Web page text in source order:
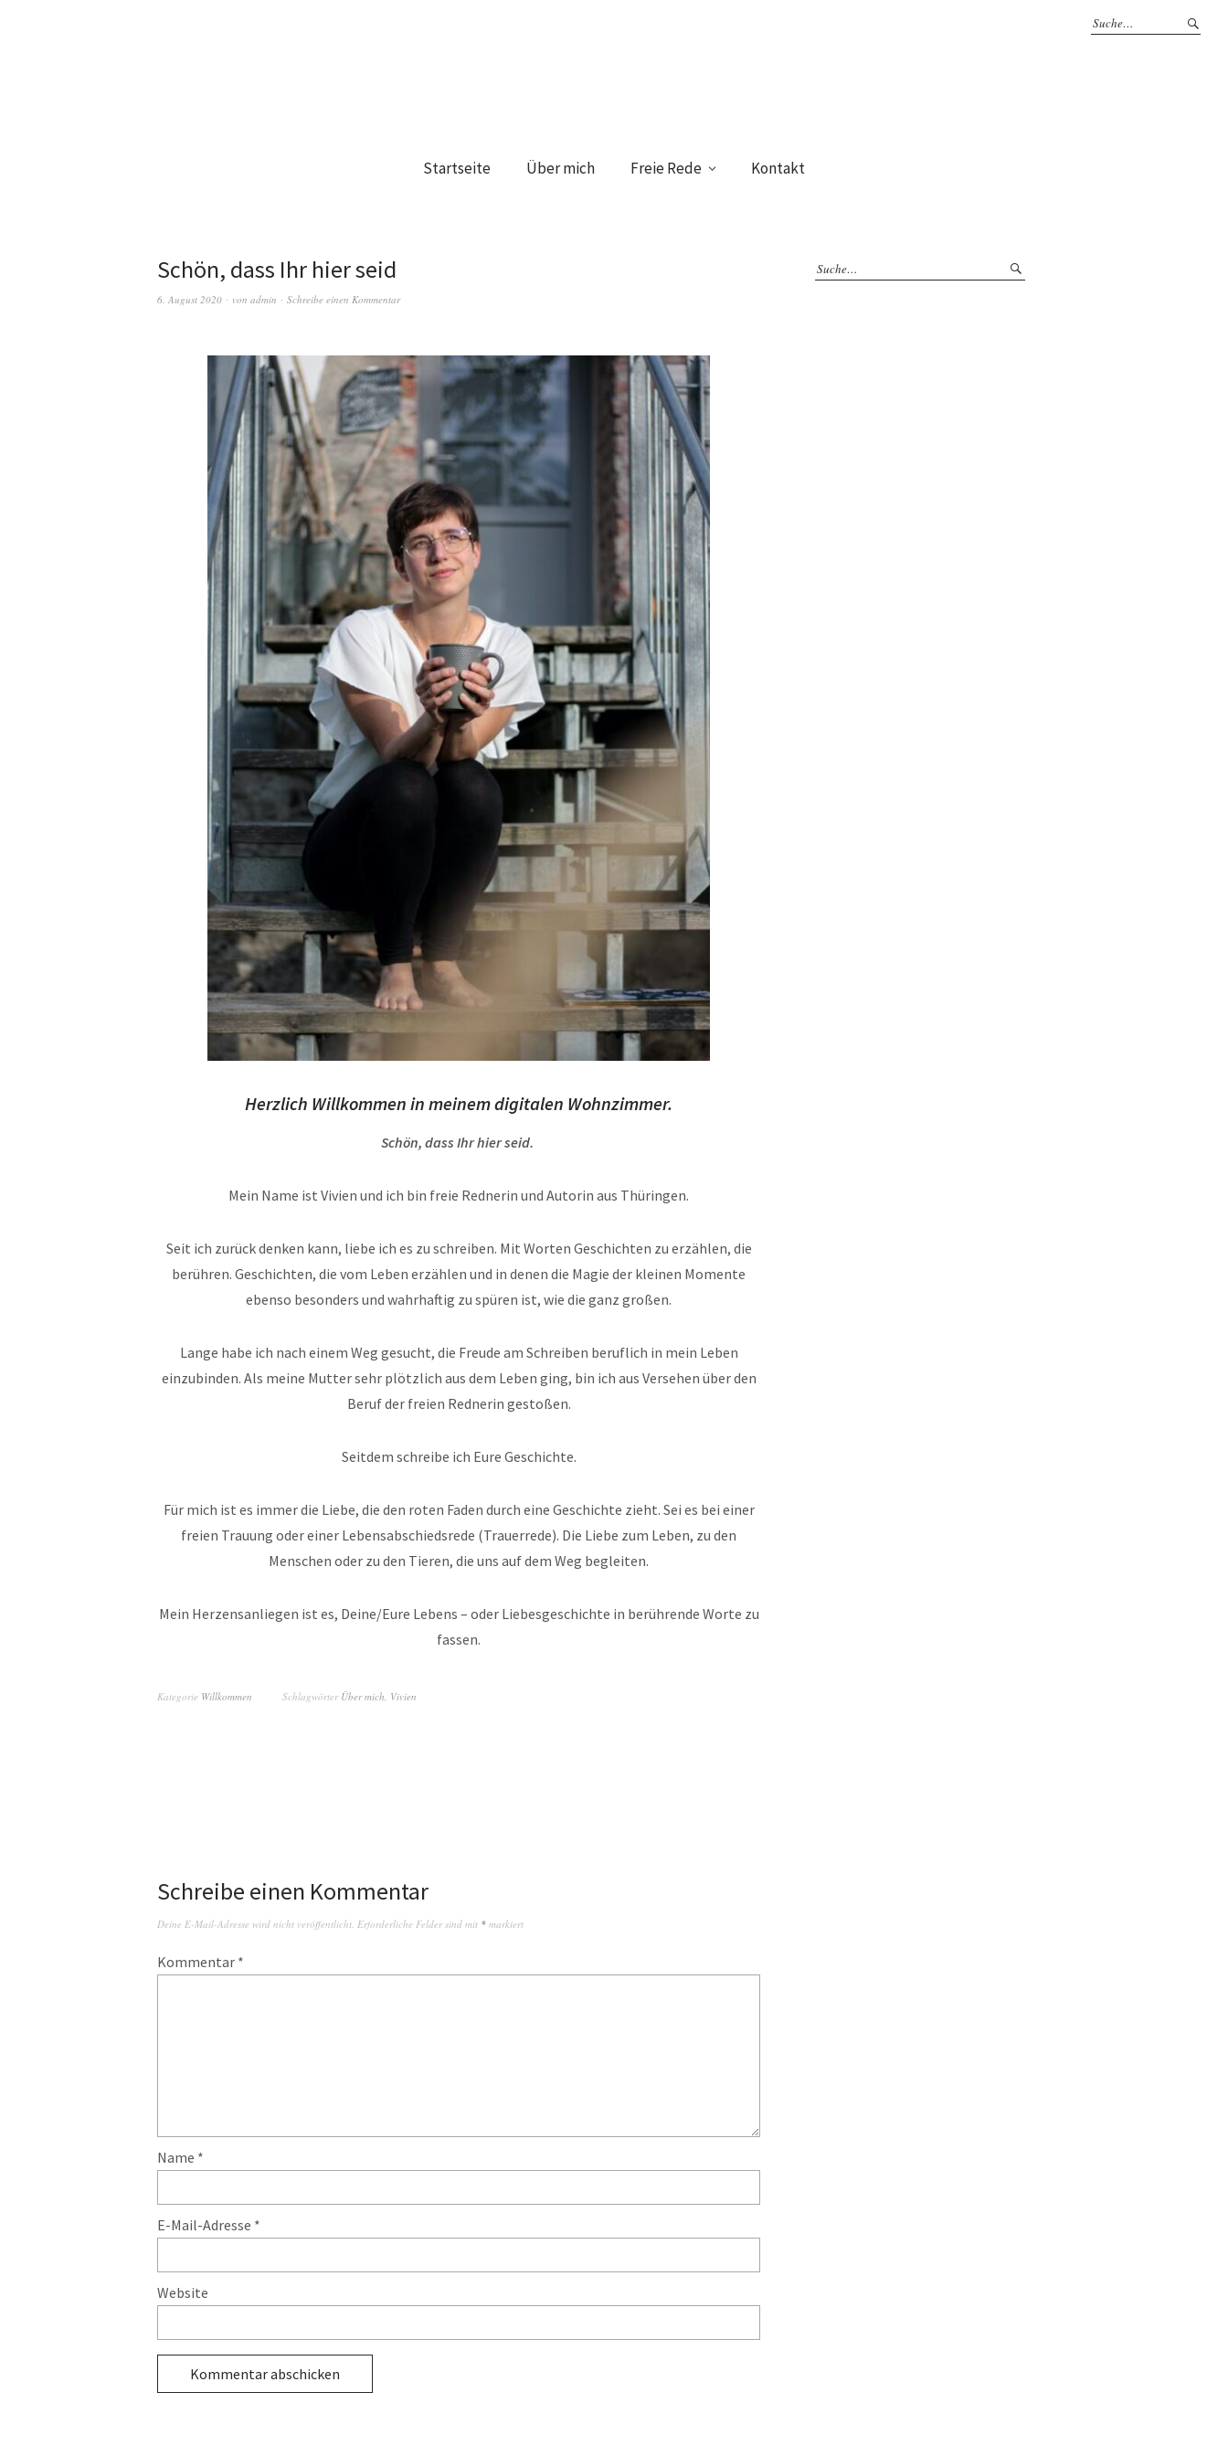
Startseite Über mich Freie Rede Kontakt
Schön, dass Ihr hier seid
6. August 2020 von admin Schreibe einen Kommentar
Herzlich Willkommen in meinem digitalen Wohnzimmer.
Schön, dass Ihr hier seid.
Mein Name ist Vivien und ich bin freie Rednerin und Autorin aus Thüringen.
Seit ich zurück denken kann, liebe ich es zu schreiben. Mit Worten Geschichten zu erzählen, die
berühren. Geschichten, die vom Leben erzählen und in denen die Magie der kleinen Momente
ebenso besonders und wahrhaftig zu spüren ist, wie die ganz großen.
Lange habe ich nach einem Weg gesucht, die Freude am Schreiben beruflich in mein Leben
einzubinden. Als meine Mutter sehr plötzlich aus dem Leben ging, bin ich aus Versehen über den
Beruf der freien Rednerin gestoßen.
Seitdem schreibe ich Eure Geschichte.
Für mich ist es immer die Liebe, die den roten Faden durch eine Geschichte zieht. Sei es bei einer
freien Trauung oder einer Lebensabschiedsrede (Trauerrede). Die Liebe zum Leben, zu den
Menschen oder zu den Tieren, die uns auf dem Weg begleiten.
Mein Herzensanliegen ist es, Deine/Eure Lebens – oder Liebesgeschichte in berührende Worte zu
fassen.
Kategorie Willkommen Schlagwörter Über mich, Vivien
Schreibe einen Kommentar
Deine E-Mail-Adresse wird nicht veröffentlicht. Erforderliche Felder sind mit * markiert
Kommentar *
Name *
E-Mail-Adresse *
Website